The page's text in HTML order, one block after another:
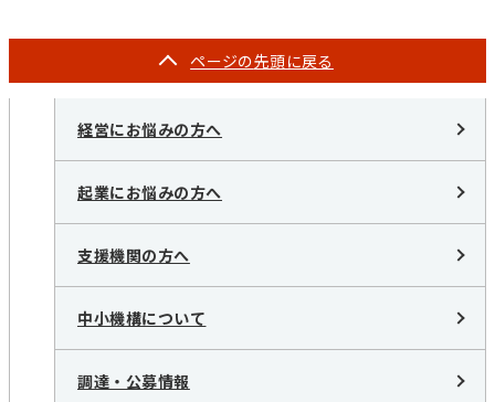
ページの先頭に戻る
経営にお悩みの方へ
起業にお悩みの方へ
支援機関の方へ
中小機構について
調達・公募情報